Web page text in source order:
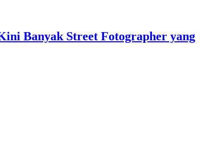
Banyak Street Fotographer yang